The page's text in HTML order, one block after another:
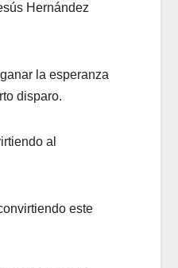
Hernández
la esperanza
disparo.
al
este